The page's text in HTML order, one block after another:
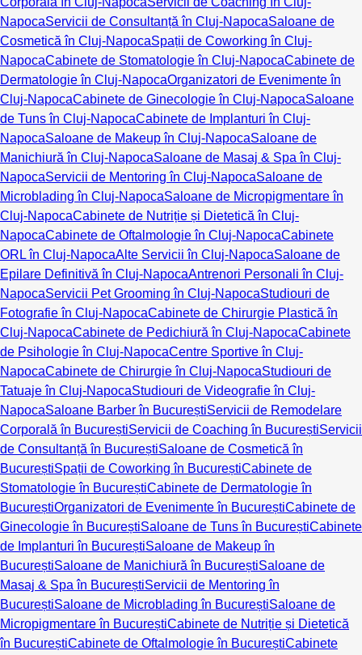
NapocaServicii de Consultanță în Cluj-NapocaSaloane de
Cosmetică în Cluj-NapocaSpații de Coworking în Cluj-
NapocaCabinete de Stomatologie în Cluj-NapocaCabinete de
Dermatologie în Cluj-NapocaOrganizatori de Evenimente în
Cluj-NapocaCabinete de Ginecologie în Cluj-NapocaSaloane
de Tuns în Cluj-NapocaCabinete de Implanturi în Cluj-
NapocaSaloane de Makeup în Cluj-NapocaSaloane de
Manichiură în Cluj-NapocaSaloane de Masaj & Spa în Cluj-
NapocaServicii de Mentoring în Cluj-NapocaSaloane de
Microblading în Cluj-NapocaSaloane de Micropigmentare în
Cluj-NapocaCabinete de Nutriție și Dietetică în Cluj-
NapocaCabinete de Oftalmologie în Cluj-NapocaCabinete
ORL în Cluj-NapocaAlte Servicii în Cluj-NapocaSaloane de
Epilare Definitivă în Cluj-NapocaAntrenori Personali în Cluj-
NapocaServicii Pet Grooming în Cluj-NapocaStudiouri de
Fotografie în Cluj-NapocaCabinete de Chirurgie Plastică în
Cluj-NapocaCabinete de Pedichiură în Cluj-NapocaCabinete
de Psihologie în Cluj-NapocaCentre Sportive în Cluj-
NapocaCabinete de Chirurgie în Cluj-NapocaStudiouri de
Tatuaje în Cluj-NapocaStudiouri de Videografie în Cluj-
NapocaSaloane Barber în BucureștiServicii de Remodelare
Corporală în BucureștiServicii de Coaching în BucureștiServicii
de Consultanță în BucureștiSaloane de Cosmetică în
BucureștiSpații de Coworking în BucureștiCabinete de
Stomatologie în BucureștiCabinete de Dermatologie în
BucureștiOrganizatori de Evenimente în BucureștiCabinete de
Ginecologie în BucureștiSaloane de Tuns în BucureștiCabinete
de Implanturi în BucureștiSaloane de Makeup în
BucureștiSaloane de Manichiură în BucureștiSaloane de
Masaj & Spa în BucureștiServicii de Mentoring în
BucureștiSaloane de Microblading în BucureștiSaloane de
Micropigmentare în BucureștiCabinete de Nutriție și Dietetică
în BucureștiCabinete de Oftalmologie în BucureștiCabinete